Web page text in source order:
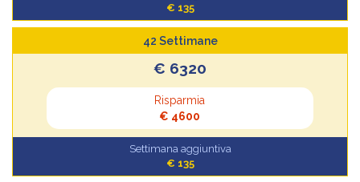
€ 135
42 Settimane
€ 6320
Risparmia
€ 4600
Settimana aggiuntiva
€ 135